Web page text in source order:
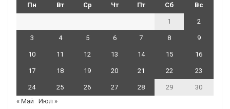
Пн Вт Ср Чт Пт Сб Вс
1 2
3 4 5 6 7 8 9
10 11 12 13 14 15 16
17 18 19 20 21 22 23
24 25 26 27 28 29
30
« Май
Июл »